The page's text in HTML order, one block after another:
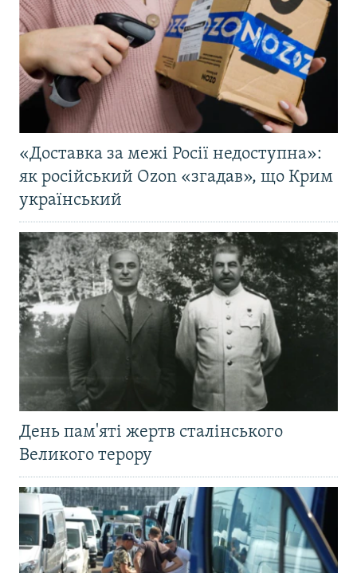
«Доставка за межі Росії недоступна»:
як російський Ozon «згадав», що Крим
український
День пам'яті жертв сталінського
Великого терору